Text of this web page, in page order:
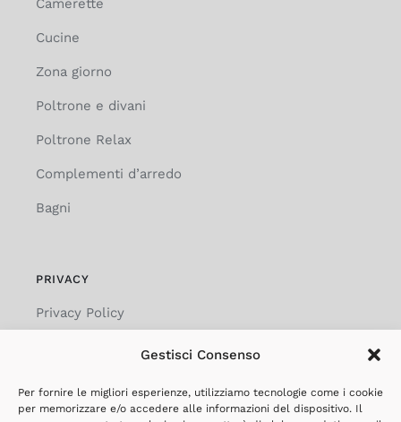
Gestisci Consenso
Per fornire le migliori esperienze, utilizziamo tecnologie come i cookie
per memorizzare e/o accedere alle informazioni del dispositivo. Il
Camerette
Cucine
Zona giorno
Poltrone e divani
Poltrone Relax
Complementi d’arredo
Bagni
PRIVACY
Privacy Policy
Privacy Clienti